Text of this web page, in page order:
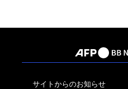
サイトからのお知らせ